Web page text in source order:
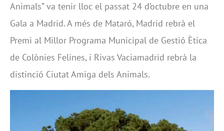
Animals” va tenir lloc el passat 24 d’octubre en una
Gala a Madrid. A més de Mataró, Madrid rebrà el
Premi al Millor Programa Municipal de Gestió Ètica
de Colònies Felines, i Rivas Vaciamadrid rebrà la
distinció Ciutat Amiga dels Animals.